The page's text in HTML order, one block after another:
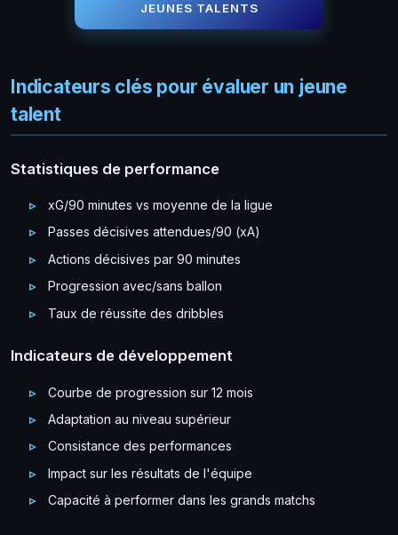
JEUNES TALENTS
Indicateurs clés pour évaluer un jeune
talent
Statistiques de performance
xG/90 minutes vs moyenne de la ligue
Passes décisives attendues/90 (xA)
Actions décisives par 90 minutes
Progression avec/sans ballon
Taux de réussite des dribbles
Indicateurs de développement
Courbe de progression sur 12 mois
Adaptation au niveau supérieur
Consistance des performances
Impact sur les résultats de l'équipe
Capacité à performer dans les grands matchs